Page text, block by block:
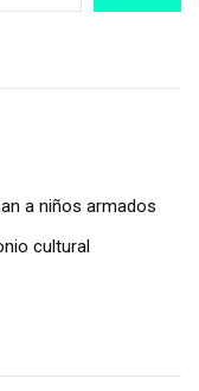
a niños armados
cultural